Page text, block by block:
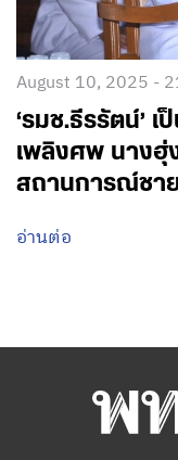
August 10, 2025 -
‘รมช.ธีรรัตน์’
เพลิงศพ นางฮุ่
สถานการณ์ชา
อ่านต่อ